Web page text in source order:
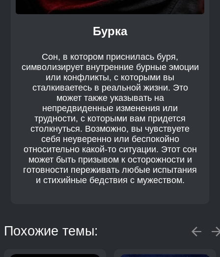
Бурка
Сон, в котором приснилась буря,
символизирует внутренние бурные эмоции
или конфликты, с которыми вы
сталкиваетесь в реальной жизни. Это
может также указывать на
непредвиденные изменения или
трудности, с которыми вам придется
столкнуться. Возможно, вы чувствуете
себя неуверенно или беспокойно
относительно какой-то ситуации. Этот сон
может быть призывом к осторожности и
готовности переживать любые испытания
и стихийные бедствия с мужеством.
Похожие темы: